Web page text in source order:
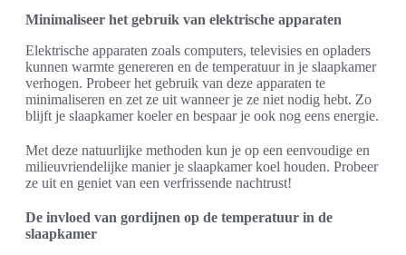
Minimaliseer het gebruik van elektrische apparaten
Elektrische apparaten zoals computers, televisies en opladers
kunnen warmte genereren en de temperatuur in je slaapkamer
verhogen. Probeer het gebruik van deze apparaten te
minimaliseren en zet ze uit wanneer je ze niet nodig hebt. Zo
blijft je slaapkamer koeler en bespaar je ook nog eens energie.
Met deze natuurlijke methoden kun je op een eenvoudige en
milieuvriendelijke manier je slaapkamer koel houden. Probeer
ze uit en geniet van een verfrissende nachtrust!
De invloed van gordijnen op de temperatuur in de
slaapkamer